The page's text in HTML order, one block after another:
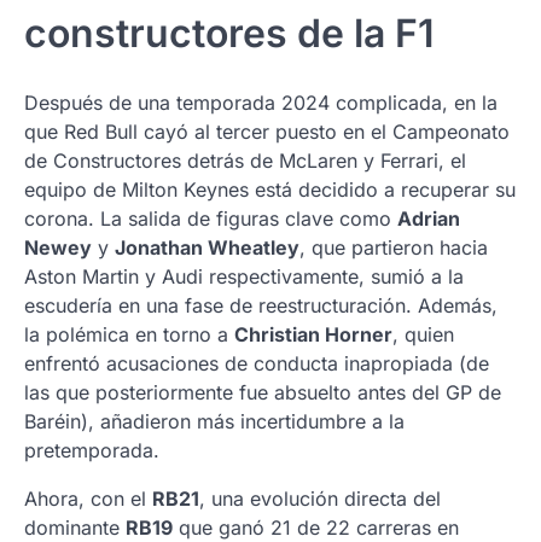
constructores de la F1
Después de una temporada 2024 complicada, en la
que Red Bull cayó al tercer puesto en el Campeonato
de Constructores detrás de McLaren y Ferrari, el
equipo de Milton Keynes está decidido a recuperar su
corona. La salida de figuras clave como Adrian
Newey y Jonathan Wheatley, que partieron hacia
Aston Martin y Audi respectivamente, sumió a la
escudería en una fase de reestructuración. Además,
la polémica en torno a Christian Horner, quien
enfrentó acusaciones de conducta inapropiada (de
las que posteriormente fue absuelto antes del GP de
Baréin), añadieron más incertidumbre a la
pretemporada.
Ahora, con el RB21, una evolución directa del
dominante RB19 que ganó 21 de 22 carreras en